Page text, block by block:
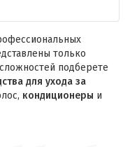
только
подберете
для ухода за
кондиционеры и